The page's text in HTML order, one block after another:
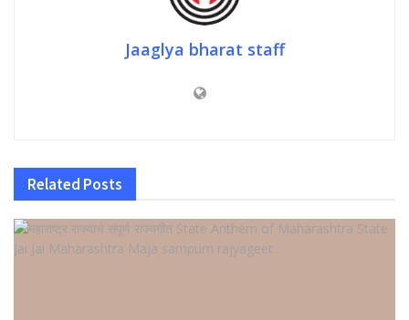
Jaaglya bharat staff
Related Posts